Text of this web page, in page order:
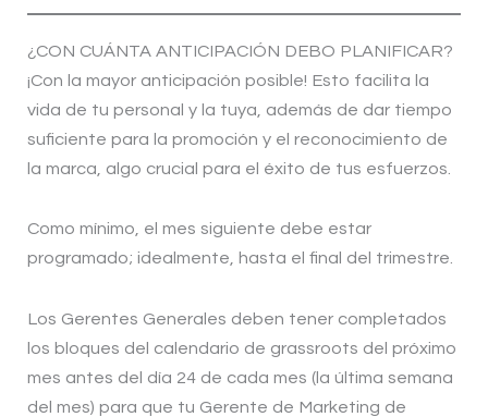
¿CON CUÁNTA ANTICIPACIÓN DEBO PLANIFICAR?
¡Con la mayor anticipación posible! Esto facilita la
vida de tu personal y la tuya, además de dar tiempo
suficiente para la promoción y el reconocimiento de
la marca, algo crucial para el éxito de tus esfuerzos.
Como mínimo, el mes siguiente debe estar
programado; idealmente, hasta el final del trimestre.
Los Gerentes Generales deben tener completados
los bloques del calendario de grassroots del próximo
mes antes del día 24 de cada mes (la última semana
del mes) para que tu Gerente de Marketing de